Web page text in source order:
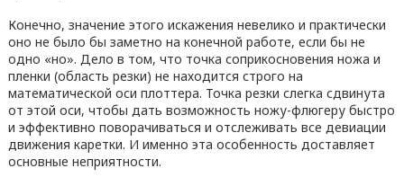
Конечно, значение этого искажения невелико и практически
оно не было бы заметно на конечной работе, если бы не
одно «но». Дело в том, что точка соприкосновения ножа и
пленки (область резки) не находится строго на
математической оси плоттера. Точка резки слегка сдвинута
от этой оси, чтобы дать возможность ножу-флюгеру быстро
и эффективно поворачиваться и отслеживать все девиации
движения каретки. И именно эта особенность доставляет
основные неприятности.